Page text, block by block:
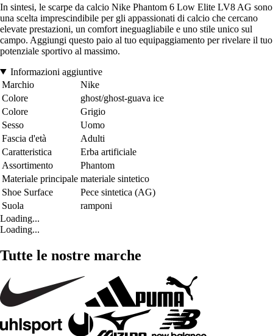
In sintesi, le scarpe da calcio Nike Phantom 6 Low Elite LV8 AG sono
una scelta imprescindibile per gli appassionati di calcio che cercano
elevate prestazioni, un comfort ineguagliabile e uno stile unico sul
campo. Aggiungi questo paio al tuo equipaggiamento per rivelare il tuo
potenziale sportivo al massimo.
Informazioni aggiuntive
Marchio
Nike
Colore
ghost/ghost-guava ice
Colore
Grigio
Sesso
Uomo
Fascia d'età
Adulti
Caratteristica
Erba artificiale
Assortimento
Phantom
Materiale principale materiale sintetico
Shoe Surface
Pece sintetica (AG)
Suola
ramponi
Loading...
Loading...
Tutte le nostre marche